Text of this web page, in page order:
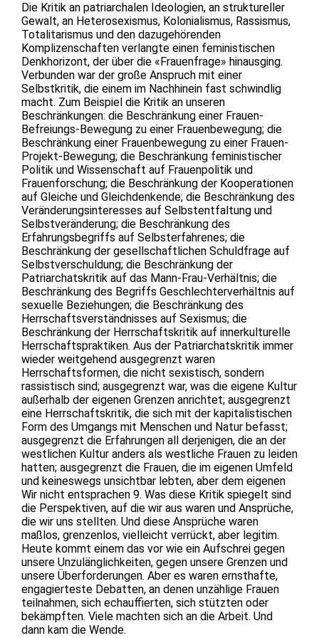
Die Kritik an patriarchalen Ideologien, an struktureller
Gewalt, an Heterosexismus, Kolonialismus, Rassismus,
Totalitarismus und den dazugehörenden
Komplizenschaften verlangte einen feministischen
Denkhorizont, der über die «Frauenfrage» hinausging.
Verbunden war der große Anspruch mit einer
Selbstkritik, die einem im Nachhinein fast schwindlig
macht. Zum Beispiel die Kritik an unseren
Beschränkungen: die Beschränkung einer Frauen-
Befreiungs-Bewegung zu einer Frauenbewegung; die
Beschränkung einer Frauenbewegung zu einer Frauen-
Projekt-Bewegung; die Beschränkung feministischer
Politik und Wissenschaft auf Frauenpolitik und
Frauenforschung; die Beschränkung der Kooperationen
auf Gleiche und Gleichdenkende; die Beschränkung des
Veränderungsinteresses auf Selbstentfaltung und
Selbstveränderung; die Beschränkung des
Erfahrungsbegriffs auf Selbsterfahrenes; die
Beschränkung der gesellschaftlichen Schuldfrage auf
Selbstverschuldung; die Beschränkung der
Patriarchatskritik auf das Mann-Frau-Verhältnis; die
Beschränkung des Begriffs Geschlechterverhältnis auf
sexuelle Beziehungen; die Beschränkung des
Herrschaftsverständnisses auf Sexismus; die
Beschränkung der Herrschaftskritik auf innerkulturelle
Herrschaftspraktiken. Aus der Patriarchatskritik immer
wieder weitgehend ausgegrenzt waren
Herrschaftsformen, die nicht sexistisch, sondern
rassistisch sind; ausgegrenzt war, was die eigene Kultur
außerhalb der eigenen Grenzen anrichtet; ausgegrenzt
eine Herrschaftskritik, die sich mit der kapitalistischen
Form des Umgangs mit Menschen und Natur befasst;
ausgegrenzt die Erfahrungen all derjenigen, die an der
westlichen Kultur anders als westliche Frauen zu leiden
hatten; ausgegrenzt die Frauen, die im eigenen Umfeld
und keineswegs unsichtbar lebten, aber dem eigenen
Wir nicht entsprachen 9. Was diese Kritik spiegelt sind
die Perspektiven, auf die wir aus waren und Ansprüche,
die wir uns stellten. Und diese Ansprüche waren
maßlos, grenzenlos, vielleicht verrückt, aber legitim.
Heute kommt einem das vor wie ein Aufschrei gegen
unsere Unzulänglichkeiten, gegen unsere Grenzen und
unsere Überforderungen. Aber es waren ernsthafte,
engagierteste Debatten, an denen unzählige Frauen
teilnahmen, sich echauffierten, sich stützten oder
bekämpften. Viele machten sich an die Arbeit. Und
dann kam die Wende.